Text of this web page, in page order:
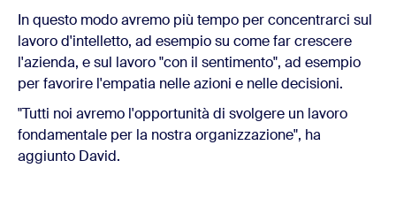
In questo modo avremo più tempo per concentrarci sul
lavoro d'intelletto, ad esempio su come far crescere
l'azienda, e sul lavoro "con il sentimento", ad esempio
per favorire l'empatia nelle azioni e nelle decisioni.
"Tutti noi avremo l'opportunità di svolgere un lavoro
fondamentale per la nostra organizzazione", ha
aggiunto David.